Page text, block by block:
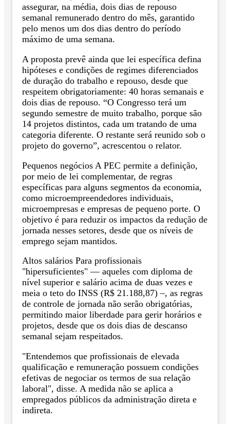
assegurar, na média, dois dias de repouso
semanal remunerado dentro do mês, garantido
pelo menos um dos dias dentro do período
máximo de uma semana.
A proposta prevê ainda que lei específica defina
hipóteses e condições de regimes diferenciados
de duração do trabalho e repouso, desde que
respeitem obrigatoriamente: 40 horas semanais e
dois dias de repouso. “O Congresso terá um
segundo semestre de muito trabalho, porque são
14 projetos distintos, cada um tratando de uma
categoria diferente. O restante será reunido sob o
projeto do governo”, acrescentou o relator.
Pequenos negócios A PEC permite a definição,
por meio de lei complementar, de regras
específicas para alguns segmentos da economia,
como microempreendedores individuais,
microempresas e empresas de pequeno porte. O
objetivo é para reduzir os impactos da redução de
jornada nesses setores, desde que os níveis de
emprego sejam mantidos.
Altos salários Para profissionais
"hipersuficientes" — aqueles com diploma de
nível superior e salário acima de duas vezes e
meia o teto do INSS (R$ 21.188,87) –, as regras
de controle de jornada não serão obrigatórias,
permitindo maior liberdade para gerir horários e
projetos, desde que os dois dias de descanso
semanal sejam respeitados.
"Entendemos que profissionais de elevada
qualificação e remuneração possuem condições
efetivas de negociar os termos de sua relação
laboral", disse. A medida não se aplica a
empregados públicos da administração direta e
indireta.